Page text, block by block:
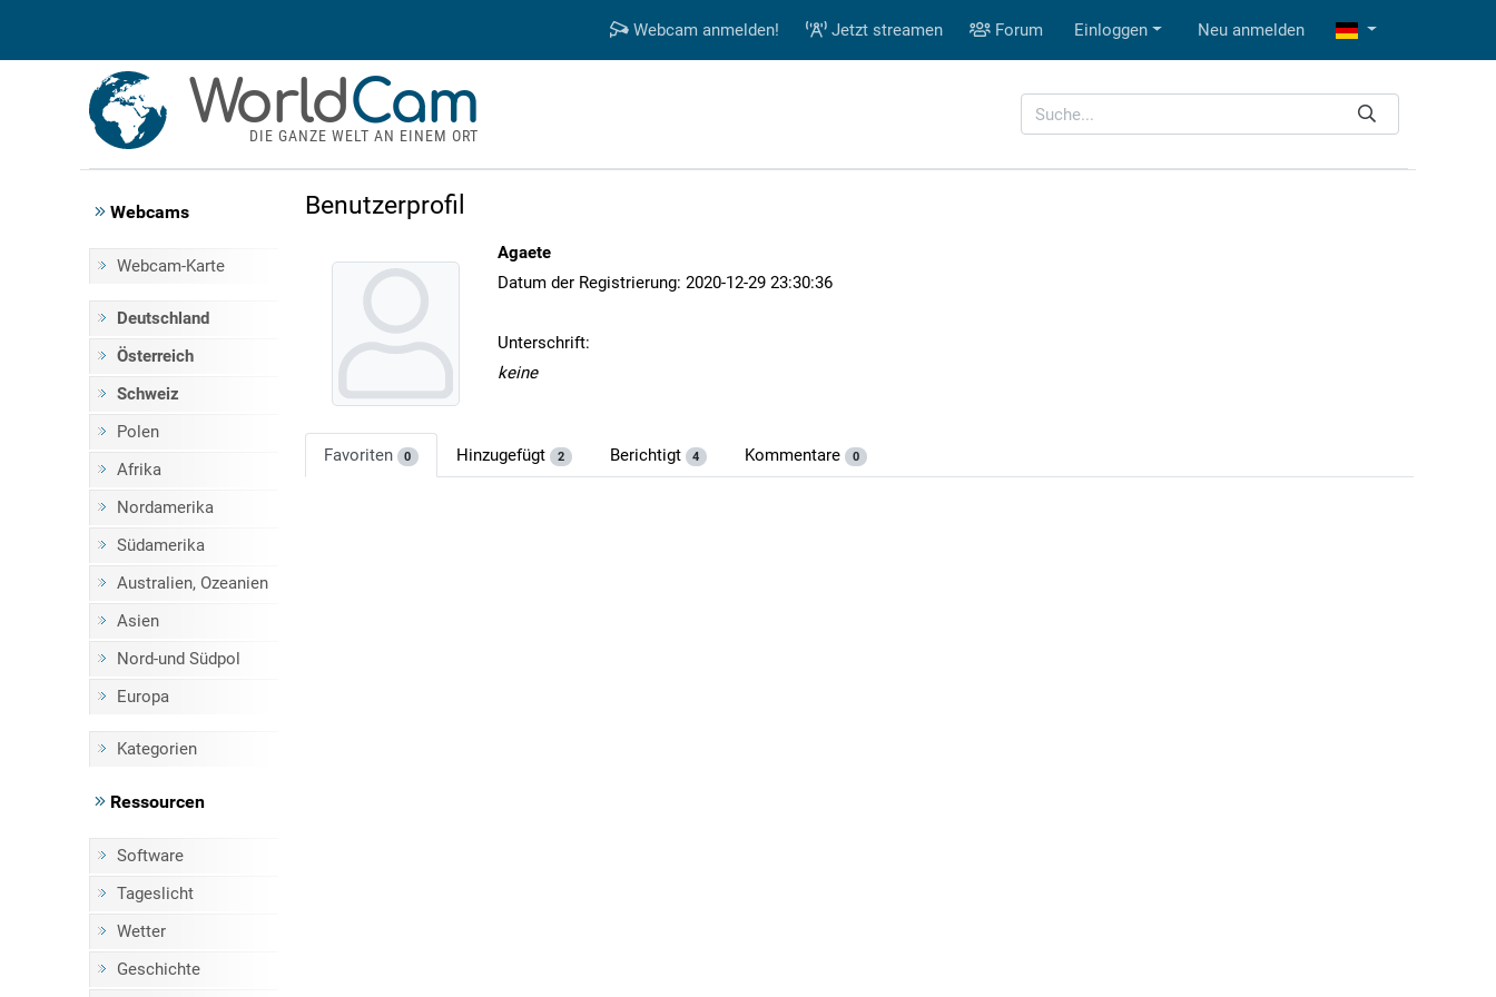
Webcam anmelden! Jetzt streamen Forum Einloggen Neu anmelden
WorldCam
DIE GANZE WELT AN EINEM ORT
Webcams
Webcam-Karte
Deutschland
Österreich
Schweiz
Polen
Afrika
Nordamerika
Südamerika
Australien, Ozeanien
Asien
Nord-und Südpol
Europa
Kategorien
Ressourcen
Software
Tageslicht
Wetter
Geschichte
Benutzerprofil
Agaete
Datum der Registrierung: 2020-12-29 23:30:36
Unterschrift:
keine
Favoriten 0 Hinzugefügt 2 Berichtigt 4 Kommentare 0